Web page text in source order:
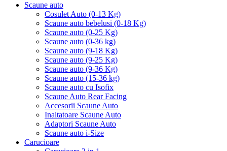
Scaune auto
Cosulet Auto (0-13 Kg)
Scaune auto bebelusi (0-18 Kg)
Scaune auto (0-25 Kg)
Scaune auto (0-36 kg)
Scaune auto (9-18 Kg)
Scaune auto (9-25 Kg)
Scaune auto (9-36 Kg)
Scaune auto (15-36 kg)
Scaune auto cu Isofix
Scaune Auto Rear Facing
Accesorii Scaune Auto
Inaltatoare Scaune Auto
Adaptori Scaune Auto
Scaune auto i-Size
Carucioare